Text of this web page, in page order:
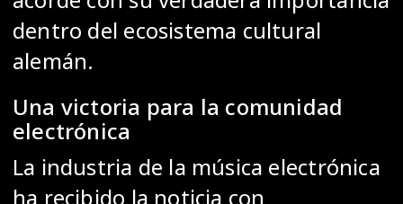
dentro del ecosistema cultural
alemán.
Una victoria para la comunidad
electrónica
La industria de la música electrónica
ha recibido la noticia con